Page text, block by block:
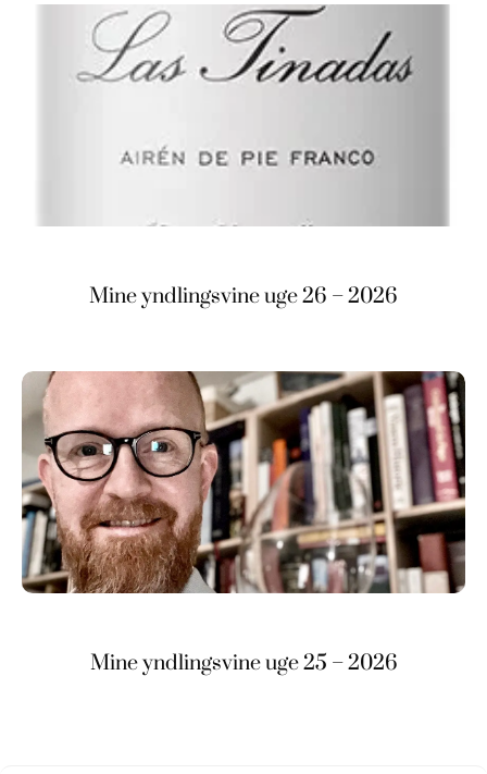
Mine yndlingsvine uge 26 – 2026
Mine yndlingsvine uge 25 – 2026